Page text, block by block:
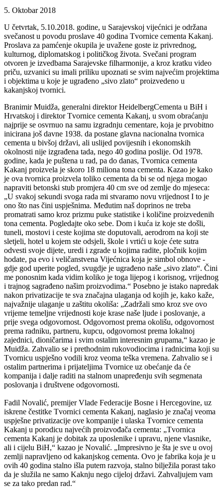
5. Oktobar 2018
U četvrtak, 5.10.2018. godine, u Sarajevskoj vijećnici je održana
svečanost u povodu proslave 40 godina Tvornice cementa Kakanj.
Proslava za pamćenje okupila je uvažene goste iz privrednog,
kulturnog, diplomatskog i političkog života. Svečani program
otvoren je izvedbama Sarajevske filharmonije, a kroz kratku video
priču, uzvanici su imali priliku upoznati se svim najvećim projektima
i objektima u koje je ugrađeno „sivo zlato“ proizvedeno u
kakanjskoj tvornici.
Branimir Muidža, generalni direktor HeidelbergCementa u BiH i
Hrvatskoj i direktor Tvornice cementa Kakanj, u svom obraćanju
najprije se osvrnuo na samu izgradnju cementare, koja je prvobitno
inicirana još davne 1938. da postane glavna nacionalna tvornica
cementa u bivšoj državi, ali uslijed povijesnih i ekonomskih
okolnosti nije izgrađena tada, nego 40 godina poslije. Od 1978.
godine, kada je puštena u rad, pa do danas, Tvornica cementa
Kakanj proizvela je skoro 18 miliona tona cementa. Kazao je kako
je ova tvornica proizvela toliko cementa da bi se od njega mogao
napraviti betonski stub promjera 40 cm sve od zemlje do mjeseca:
„U svakoj sekundi svoga rada mi stvaramo novu vrijednost I to je
ono što nas čini uspješnima. Međutim naš doprinos ne treba
promatrati samo kroz prizmu puke statistike i količine proizvedenih
tona cementa. Pogledajte oko sebe. Dom i kuća iz koje ste došli,
tuneli, mostovi i ceste kojima ste doputovali, aerodrom na koji ste
sletjeli, hotel u kojem ste odsjeli, škole i vrtići u koje ćete sutra
odvesti svoje dijete, uredi i zgrade u kojima radite, pločnik kojim
hodate, pa evo i veličanstvena Vijećnica koja je simbol obnove -
gdje god uperite pogled, svugdje je ugrađeno naše „sivo zlato“. Čini
me ponosnim kada vidim koliko je toga lijepog i korisnog, vrijednog
i trajnog sagrađeno našim proizvodima.“ Posebno je istako napredak
nakon privatizacije te sva značajna ulaganja od kojih je, kako kaže,
najvažnije ulaganje u zaštitu okoliša: „Zadržali smo kroz sve ovo
vrijeme temeljne vrijednosti koje krase naše ljude i poslovanje, a
prije svega odgovornost. Odgovornost prema okolišu, odgovornost
prema radniku, partneru, kupcu, odgovornost prema lokalnoj
zajednici, dioničarima i svim ostalim interesnim grupama,“ kazao je
Muidža. Zahvalio se i prethodnim rukovodiocima i radnicima koji su
Tvornicu uspješno vodili kroz veoma teška vremena. Zahvalio se i
ostalim partnerima i prijateljima Tvornice uz obećanje da će
kompanija i dalje raditi na stalnom unapređenju svih segmenata
poslovanja i društvene odgovornosti.
Fadil Novalić, premijer Vlade Federacije Bosne i Hercegovine, uz
iskrene čestitke Tvornici cementa Kakanj, naglasio je značaj veoma
uspješne privatizacije ove kompanije i ulaska Tvornice cementa
Kakanj u porodicu najvećih proizvođača cementa: „Tvornica
cementa Kakanj je dobitak za uposlenike i upravu, njene vlasnike,
ali i cijelu BiH,“ kazao je Novalić. „Impresivno je šta je sve u ovoj
zemlji napravljeno od kakanjskog cementa. Ovo je fabrika koja je u
ovih 40 godina stalno išla putem razvoja, stalno bilježila porast tako
da je služila ne samo Kaknju nego cijeloj državi. Zahvaljujem vam
se za tako predan rad.“